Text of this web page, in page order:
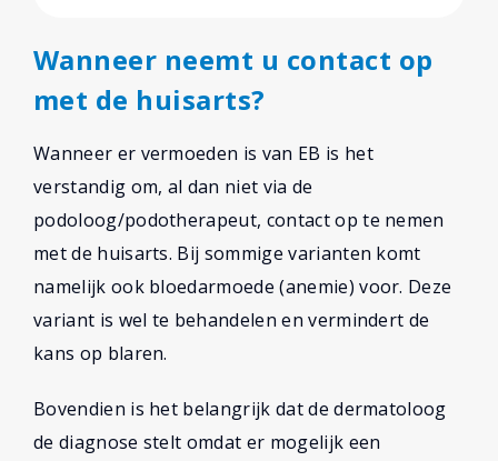
Wanneer neemt u contact op
met de huisarts?
Wanneer er vermoeden is van EB is het
verstandig om, al dan niet via de
podoloog/podotherapeut, contact op te nemen
met de huisarts. Bij sommige varianten komt
namelijk ook bloedarmoede (anemie) voor. Deze
variant is wel te behandelen en vermindert de
kans op blaren.
Bovendien is het belangrijk dat de dermatoloog
de diagnose stelt omdat er mogelijk een